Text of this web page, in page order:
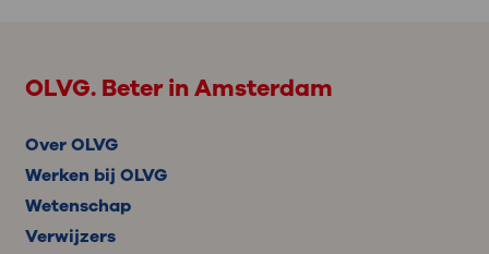
OLVG. Beter in Amsterdam
Over OLVG
Werken bij OLVG
Wetenschap
Verwijzers